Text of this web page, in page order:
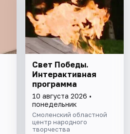
Свет Победы.
Интерактивная
программа
10 августа 2026 •
понедельник
Смоленский областной
центр народного
творчества